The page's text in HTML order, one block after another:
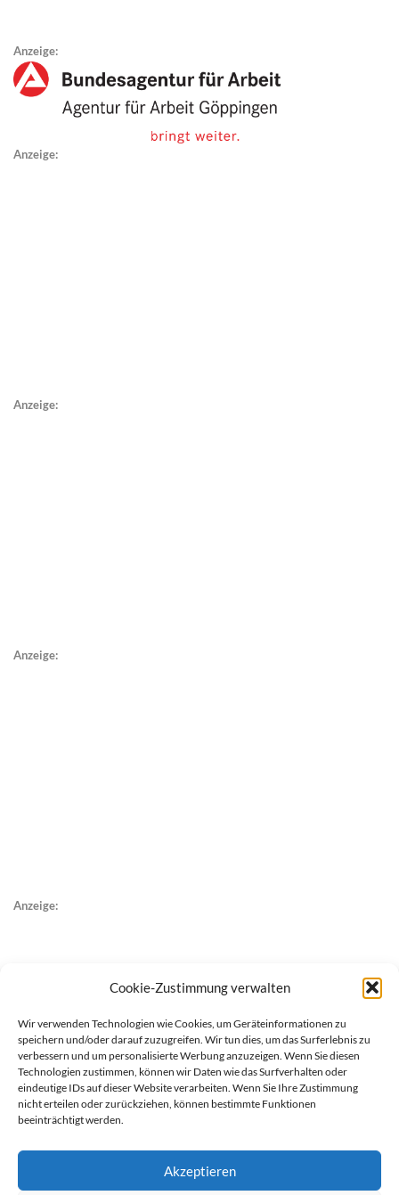
Cookie-Zustimmung verwalten
Wir verwenden Technologien wie Cookies, um Geräteinformationen zu
speichern und/oder darauf zuzugreifen. Wir tun dies, um das Surferlebnis zu
verbessern und um personalisierte Werbung anzuzeigen. Wenn Sie diesen
Technologien zustimmen, können wir Daten wie das Surfverhalten oder
eindeutige IDs auf dieser Website verarbeiten. Wenn Sie Ihre Zustimmung
nicht erteilen oder zurückziehen, können bestimmte Funktionen
beeinträchtigt werden.
Akzeptieren
Anzeige:
Anzeige:
Anzeige:
Anzeige:
Anzeige: